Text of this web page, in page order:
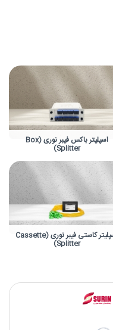
اسپلیتر باکس فیبر نوری (Box
Splitter)
اسپلیتر کاستی فیبر نوری (Cassette
Splitter)